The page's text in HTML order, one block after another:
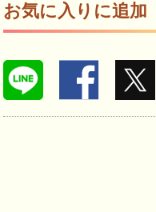
お気に入りに追加